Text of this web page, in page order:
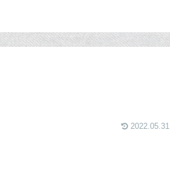
2022.05.31